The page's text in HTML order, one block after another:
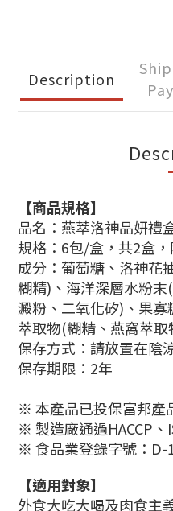
Description
【商品規格】
品名：燕萃洛神品妍禮
規格：6包/盒，共2盒
成分：葡萄糖、洛神花
糊精)、海洋深層水粉
澱粉、二氧化矽)、果
萃取物(糊精、燕窩萃取
保存方式：請放置在陰
保存期限：2年
※ 本產品已投保富邦產
※ 製造廠通過HACCP
※ 食品業登錄字號：D-
【適用對象】
外食大吃大喝及肉食主